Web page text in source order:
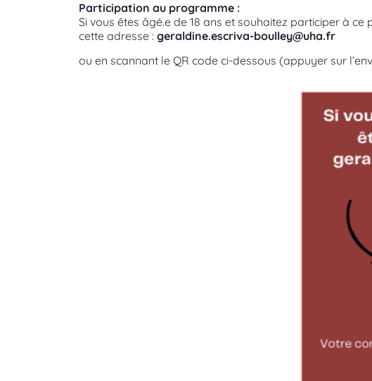
Participation au programme :
Si vous êtes âgé.e de 18 ans et souhaitez participer à
cette adresse : geraldine.escriva-boulley@uha.fr
ou en scannant le QR code ci-dessous (appuyer sur